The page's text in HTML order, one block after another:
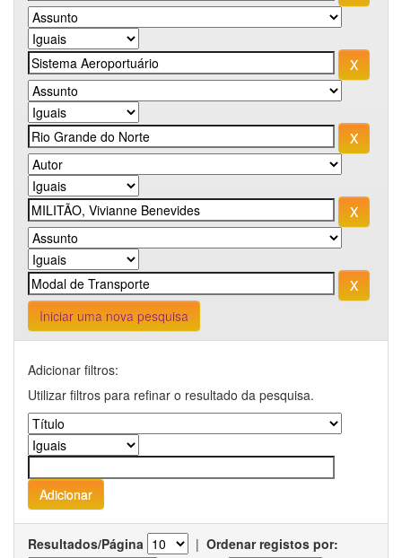
Iniciar uma nova pesquisa
Adicionar filtros:
Utilizar filtros para refinar o resultado da pesquisa.
Resultados/Página | Ordenar registos por: